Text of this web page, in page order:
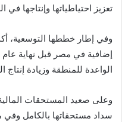
تعزيز احتياطياتها وإنتاجها
وفي إطار خططها التوسعية،
الواعدة للمنطقة وزيادة إنتاج
وعلى صعيد المستحقات
سداد مستحقاتها بالكامل وفي